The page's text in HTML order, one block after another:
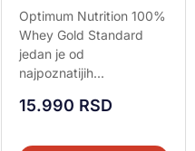
Ocenjeno sa
5.00
od 5
Optimum Nutrition 100%
Whey Gold Standard
jedan je od
najpoznatijih...
15.990 RSD